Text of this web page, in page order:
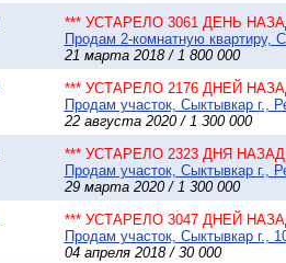
*** УСТАРЕЛО 3061 ДЕНЬ
Продам 2-комнатную квартиру,
21 марта 2018 / 1 800 000
*** УСТАРЕЛО 2176 ДНЕЙ
Продам участок, Сыктывкар г.,
22 августа 2020 / 1 300 000
*** УСТАРЕЛО 2323 ДНЯ НАЗАД
Продам участок, Сыктывкар г.,
29 марта 2020 / 1 300 000
*** УСТАРЕЛО 3047 ДНЕЙ
Продам участок, Сыктывкар г.,
04 апреля 2018 / 30 000